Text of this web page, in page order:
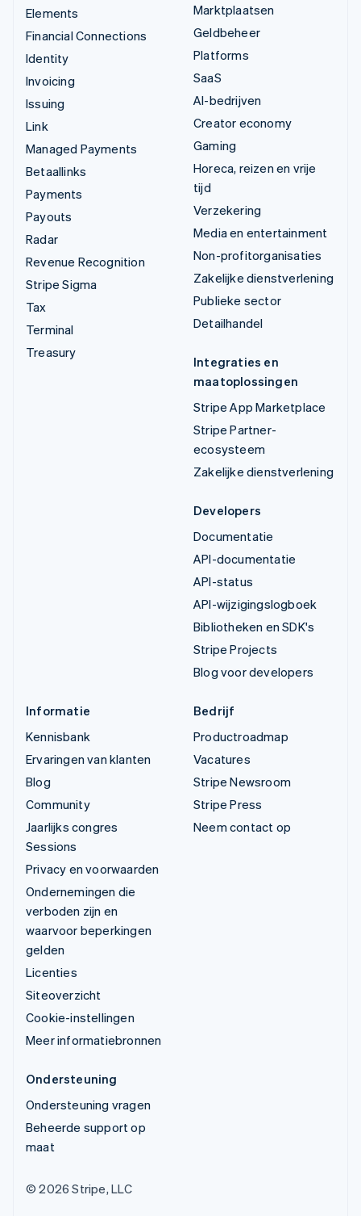
Elements
Financial Connections
Identity
Invoicing
Issuing
Link
Managed Payments
Betaallinks
Payments
Payouts
Radar
Revenue Recognition
Stripe Sigma
Tax
Terminal
Treasury
Marktplaatsen
Geldbeheer
Platforms
SaaS
AI-bedrijven
Creator economy
Gaming
Horeca, reizen en vrije
tijd
Verzekering
Media en entertainment
Non-profitorganisaties
Zakelijke dienstverlening
Publieke sector
Detailhandel
Integraties en
maatoplossingen
Stripe App Marketplace
Stripe Partner-
ecosysteem
Zakelijke dienstverlening
Developers
Documentatie
API-documentatie
API-status
API-wijzigingslogboek
Bibliotheken en SDK's
Stripe Projects
Blog voor developers
Informatie
Kennisbank
Ervaringen van klanten
Blog
Community
Jaarlijks congres
Sessions
Privacy en voorwaarden
Ondernemingen die
verboden zijn en
waarvoor beperkingen
gelden
Licenties
Siteoverzicht
Cookie-instellingen
Meer informatiebronnen
Bedrijf
Productroadmap
Vacatures
Stripe Newsroom
Stripe Press
Neem contact op
Ondersteuning
Ondersteuning vragen
Beheerde support op
maat
© 2026 Stripe, LLC